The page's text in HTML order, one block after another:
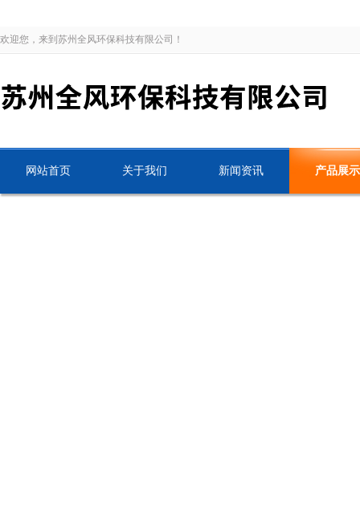
欢迎您，来到苏州全风环保科技有限公司！
网站首页 关于我们 新闻资讯 产品展示